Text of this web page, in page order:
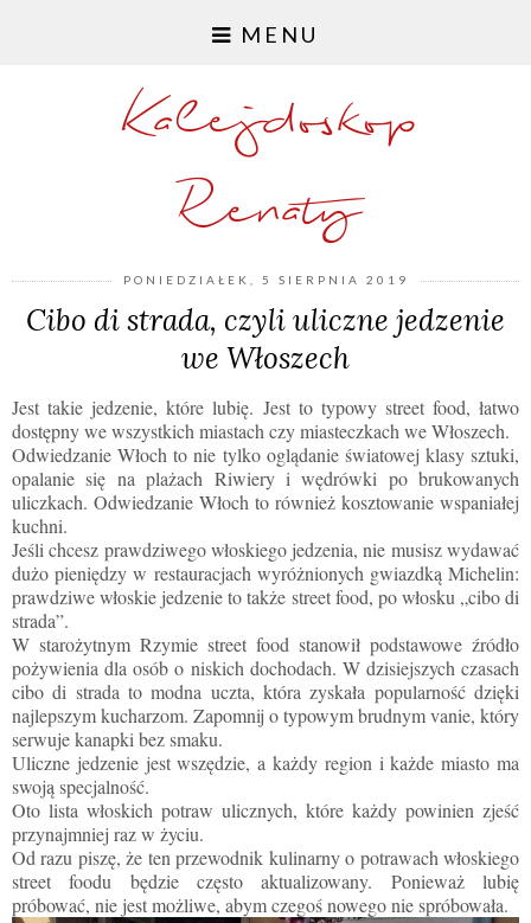
MENU
Kalejdoskop
Renaty
PONIEDZIAŁEK, 5 SIERPNIA 2019
Cibo di strada, czyli uliczne jedzenie
we Włoszech
Jest takie jedzenie, które lubię. Jest to typowy street food, łatwo
dostępny we wszystkich miastach czy miasteczkach we Włoszech.
Odwiedzanie Włoch to nie tylko oglądanie światowej klasy sztuki,
opalanie się na plażach Riwiery i wędrówki po brukowanych
uliczkach. Odwiedzanie Włoch to również kosztowanie wspaniałej
kuchni.
Jeśli chcesz prawdziwego włoskiego jedzenia, nie musisz wydawać
dużo pieniędzy w restauracjach wyróżnionych gwiazdką Michelin:
prawdziwe włoskie jedzenie to także street food, po włosku „cibo di
strada”.
W starożytnym Rzymie street food stanowił podstawowe źródło
pożywienia dla osób o niskich dochodach. W dzisiejszych czasach
cibo di strada to modna uczta, która zyskała popularność dzięki
najlepszym kucharzom. Zapomnij o typowym brudnym vanie, który
serwuje kanapki bez smaku.
Uliczne jedzenie jest wszędzie, a każdy region i każde miasto ma
swoją specjalność.
Oto lista włoskich potraw ulicznych, które każdy powinien zjeść
przynajmniej raz w życiu.
Od razu piszę, że ten przewodnik kulinarny o potrawach włoskiego
street foodu będzie często aktualizowany. Ponieważ lubię
próbować, nie jest możliwe, abym czegoś nowego nie spróbowała.